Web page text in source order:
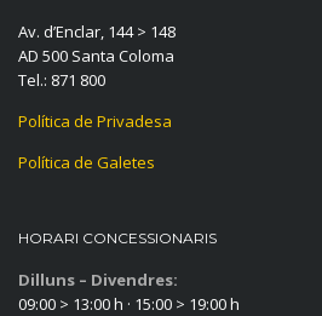
Av. d’Enclar, 144 > 148
AD 500 Santa Coloma
Tel.: 871 800
Política de Privadesa
Política de Galetes
HORARI CONCESSIONARIS
Dilluns – Divendres:
09:00 > 13:00 h · 15:00 > 19:00 h